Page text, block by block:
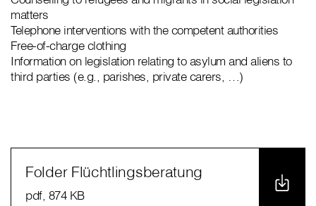
matters
Telephone interventions with the competent authorities
Free-of-charge clothing
Information on legislation relating to asylum and aliens to
third parties (e.g., parishes, private carers, …)
Folder Flüchtlingsberatung
pdf, 874 KB